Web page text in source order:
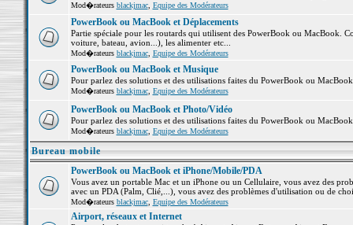
Mod�rateurs blackjmac, Equipe des Modérateurs
PowerBook ou MacBook et Déplacements
Partie spéciale pour les routards qui utilisent des PowerBook ou MacBook.
voiture, bateau, avion...), les alimenter etc...
Mod�rateurs blackjmac, Equipe des Modérateurs
PowerBook ou MacBook et Musique
Pour parlez des solutions et des utilisations faites du PowerBook ou
Mod�rateurs blackjmac, Equipe des Modérateurs
PowerBook ou MacBook et Photo/Vidéo
Pour parlez des solutions et des utilisations faites du PowerBook ou
Mod�rateurs blackjmac, Equipe des Modérateurs
Bureau mobile
PowerBook ou MacBook et iPhone/Mobile/PDA
Vous avez un portable Mac et un iPhone ou un Cellulaire, vous avez des
avec un PDA (Palm, Clié,...), vous avez des problèmes d'utilisation ou de
Mod�rateurs blackjmac, Equipe des Modérateurs
Airport, réseaux et Internet